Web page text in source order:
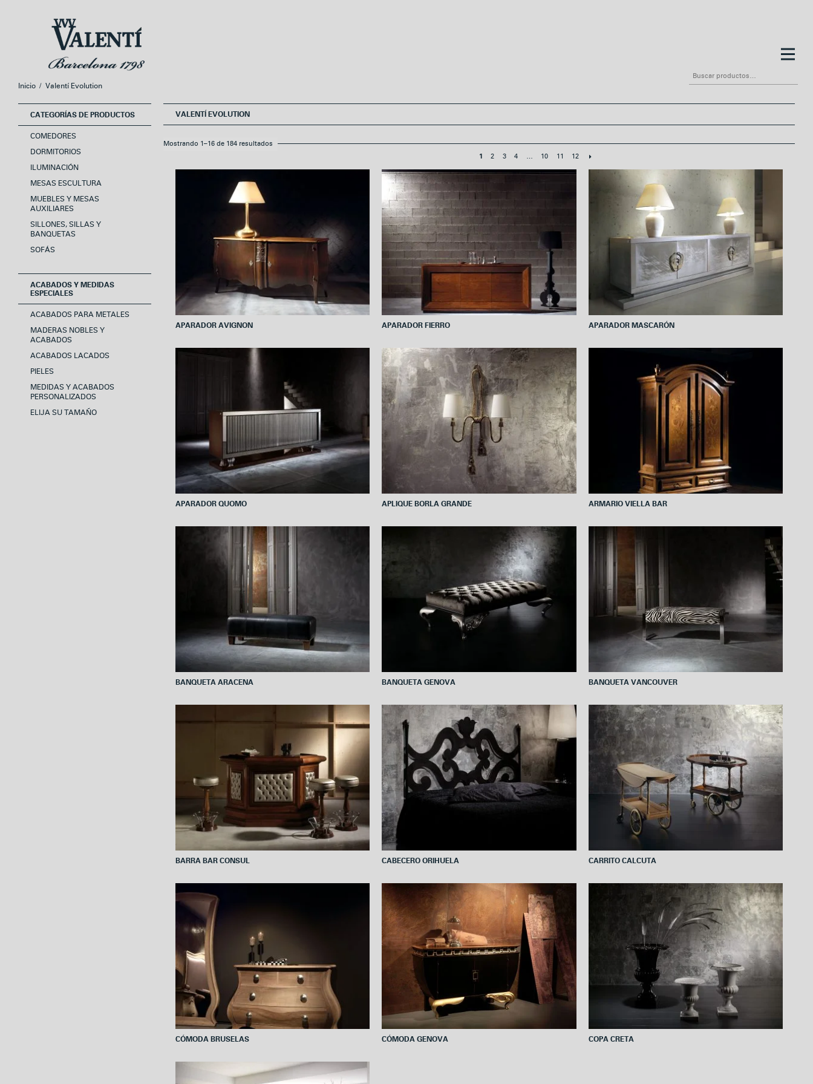
Inicio / Valentí Evolution
VALENTÍ EVOLUTION
Mostrando 1–16 de 184 resultados
1 2 3 4 … 10 11 12
APARADOR AVIGNON APARADOR FIERRO APARADOR MASCARÓN
APARADOR QUOMO APLIQUE BORLA GRANDE ARMARIO VIELLA BAR
BANQUETA ARACENA BANQUETA GENOVA BANQUETA VANCOUVER
BARRA BAR CONSUL CABECERO ORIHUELA CARRITO CALCUTA
CÓMODA BRUSELAS CÓMODA GENOVA COPA CRETA
CATEGORÍAS DE PRODUCTOS
COMEDORES
DORMITORIOS
ILUMINACIÓN
MESAS ESCULTURA
MUEBLES Y MESAS
AUXILIARES
SILLONES, SILLAS Y
BANQUETAS
SOFÁS
ACABADOS Y MEDIDAS
ESPECIALES
ACABADOS PARA METALES
MADERAS NOBLES Y
ACABADOS
ACABADOS LACADOS
PIELES
MEDIDAS Y ACABADOS
PERSONALIZADOS
ELIJA SU TAMAÑO